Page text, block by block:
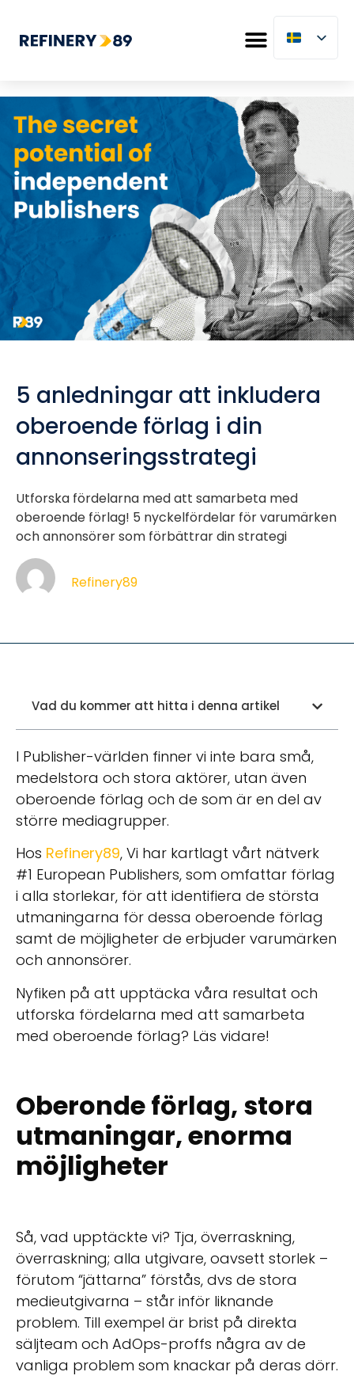
5 anledningar att inkludera
oberoende förlag i din
annonseringsstrategi
Utforska fördelarna med att samarbeta med
oberoende förlag! 5 nyckelfördelar för varumärken
och annonsörer som förbättrar din strategi
Refinery89
Vad du kommer att hitta i denna artikel
I Publisher-världen finner vi inte bara små,
medelstora och stora aktörer, utan även
oberoende förlag och de som är en del av
större mediagrupper.
Hos Refinery89, Vi har kartlagt vårt nätverk
#1 European Publishers, som omfattar förlag
i alla storlekar, för att identifiera de största
utmaningarna för dessa oberoende förlag
samt de möjligheter de erbjuder varumärken
och annonsörer.
Nyfiken på att upptäcka våra resultat och
utforska fördelarna med att samarbeta
med oberoende förlag? Läs vidare!
Oberonde förlag, stora
utmaningar, enorma
möjligheter
Så, vad upptäckte vi? Tja, överraskning,
överraskning; alla utgivare, oavsett storlek –
förutom “jättarna” förstås, dvs de stora
medieutgivarna – står inför liknande
problem. Till exempel är brist på direkta
säljteam och AdOps-proffs några av de
vanliga problem som knackar på deras dörr.